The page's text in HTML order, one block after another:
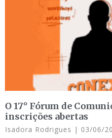
O 17° Fórum de
inscrições abertas
Isadora Rodrigues 03/06/